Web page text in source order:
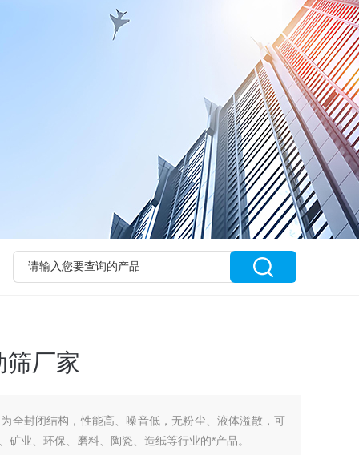
筛厂家
全封闭结构，性能高、噪音低，无粉尘、液体溢散，可
业、环保、磨料、陶瓷、造纸等行业的*产品。